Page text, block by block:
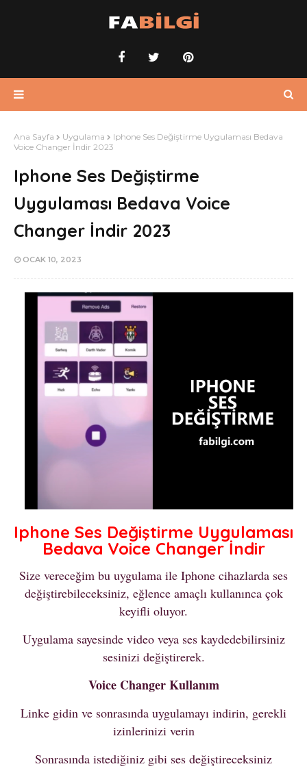
Ana Sayfa Uygulama
Iphone Ses Değiştirme Uygulaması Bedava
Voice Changer İndir 2023
Iphone Ses Değiştirme
Uygulaması Bedava Voice
Changer İndir 2023
OCAK 10, 2023
Iphone Ses Değiştirme Uygulaması
Bedava Voice Changer İndir
Size vereceğim bu uygulama ile Iphone cihazlarda ses
değiştirebileceksiniz, eğlence amaçlı kullanınca çok
keyifli oluyor.
Uygulama sayesinde video veya ses kaydedebilirsiniz
sesinizi değiştirerek.
Voice Changer Kullanım
Linke gidin ve sonrasında uygulamayı indirin, gerekli
izinlerinizi verin
Sonrasında istediğiniz gibi ses değiştireceksiniz